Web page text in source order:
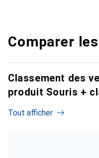
Comparer
Classement des
produit Souris +
Tout afficher